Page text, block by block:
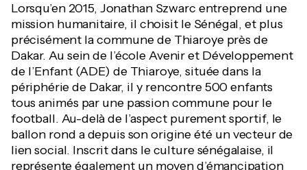
Lorsqu’en 2015, Jonathan Szwarc entreprend une
mission humanitaire, il choisit le Sénégal, et plus
précisément la commune de Thiaroye près de
Dakar. Au sein de l’école Avenir et Développement
de l’Enfant (ADE) de Thiaroye, située dans la
périphérie de Dakar, il y rencontre 500 enfants
tous animés par une passion commune pour le
football. Au-delà de l’aspect purement sportif, le
ballon rond a depuis son origine été un vecteur de
lien social. Inscrit dans le culture sénégalaise, il
représente également un moyen d’émancipation